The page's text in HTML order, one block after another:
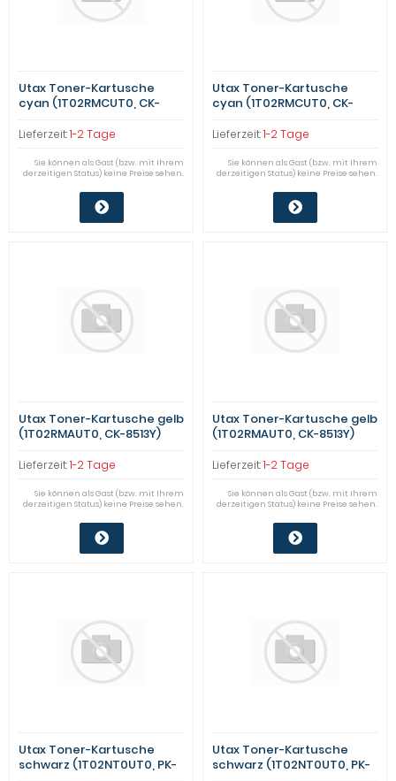
Utax Toner-Kartusche
cyan (1T02RMCUT0, CK-
Lieferzeit:1-2 Tage
Sie können als Gast (bzw. mit Ihrem
derzeitigen Status) keine Preise sehen.
Utax Toner-Kartusche
cyan (1T02RMCUT0, CK-
Lieferzeit:1-2 Tage
Sie können als Gast (bzw. mit Ihrem
derzeitigen Status) keine Preise sehen.
Utax Toner-Kartusche gelb
(1T02RMAUT0, CK-8513Y)
Lieferzeit:1-2 Tage
Sie können als Gast (bzw. mit Ihrem
derzeitigen Status) keine Preise sehen.
Utax Toner-Kartusche gelb
(1T02RMAUT0, CK-8513Y)
Lieferzeit:1-2 Tage
Sie können als Gast (bzw. mit Ihrem
derzeitigen Status) keine Preise sehen.
Utax Toner-Kartusche
schwarz (1T02NT0UT0, PK-
Utax Toner-Kartusche
schwarz (1T02NT0UT0, PK-